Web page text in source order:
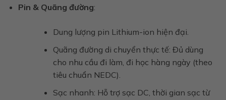
Pin & Quãng đường:
Dung lượng pin Lithium-ion hiện đại.
Quãng đường di chuyển thực tế: Đủ dùng
cho nhu cầu đi làm, đi học hàng ngày (theo
tiêu chuẩn NEDC).
Sạc nhanh: Hỗ trợ sạc DC, thời gian sạc từ